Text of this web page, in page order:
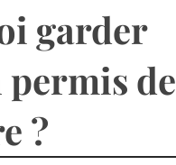
garder
permis de
?